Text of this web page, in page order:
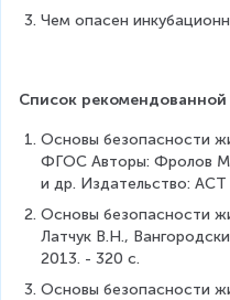
Чем опасен
Список рекомендованной
Основы безопасности
ФГОС Авторы: Фролов
и др. Издательство: АСТ
Основы безопасности
Латчук В.Н.,
2013. - 320 с.
Основы безопасности